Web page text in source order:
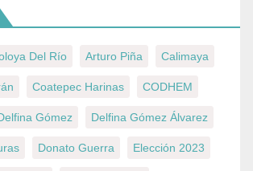
Del Río Arturo Piña Calimaya
Coatepec Harinas CODHEM
Gómez Delfina Gómez Álvarez
Donato Guerra Elección 2023